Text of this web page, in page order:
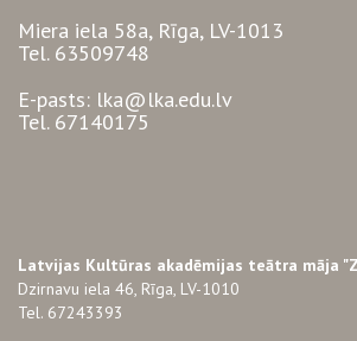
Miera iela 58a, Rīga, LV-1013
Tel. 63509748
E-pasts: lka@lka.edu.lv
Tel. 67140175
Latvijas Kultūras akadēmijas teātra māja
Dzirnavu iela 46, Rīga, LV-1010
Tel. 67243393